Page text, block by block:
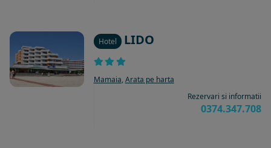
Hotel LIDO
Mamaia, Arata pe harta
Rezervari si informatii
0374.347.708